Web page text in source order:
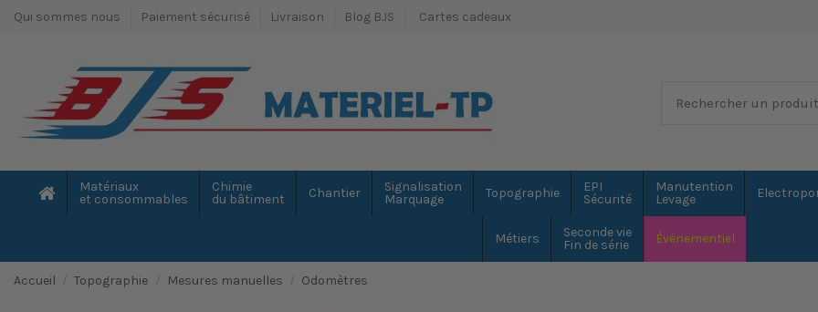
Qui sommes nous Paiement sécurisé Livraison Blog BJS Cartes cadeaux
Matériaux
et consommables
Chimie
du bâtiment
Chantier
Signalisation
Marquage
Topographie
EPI
Sécurité
Manutention
Levage
Métiers
Seconde vie
Fin de série
Événementiel
Accueil Topographie Mesures manuelles Odomètres